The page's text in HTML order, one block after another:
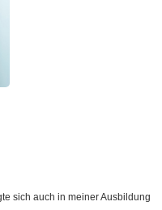
sich auch in meiner Ausbildung